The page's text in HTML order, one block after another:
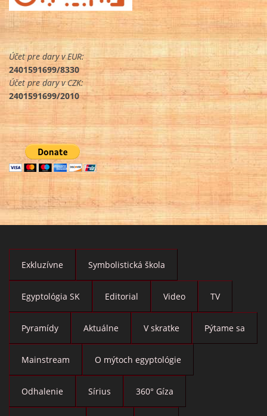
Účet pre dary v EUR:
2401591699/8330
Účet pre dary v CZK:
2401591699/2010
Exkluzívne Symbolistická škola
Egyptológia SK Editorial Video TV
Pyramídy Aktuálne V skratke Pýtame sa
Mainstream O mýtoch egyptológie
Odhalenie Sírius 360° Gíza